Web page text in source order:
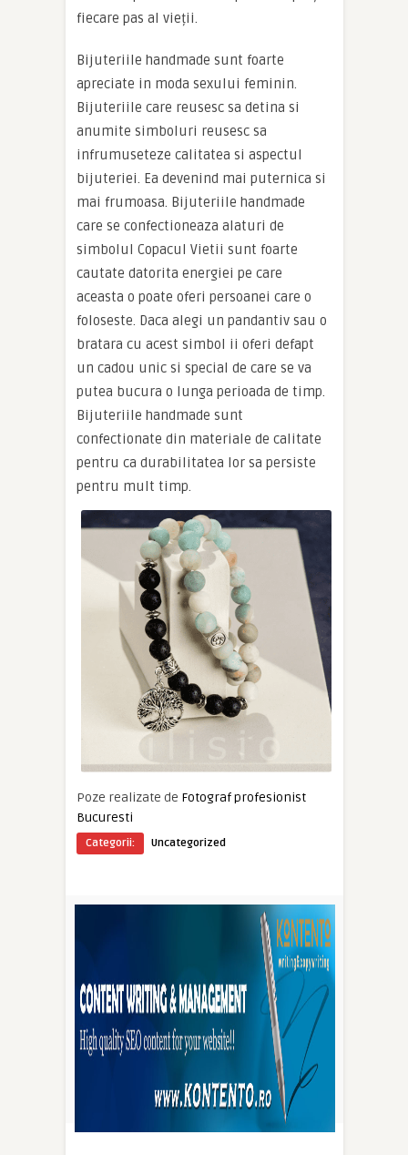
fiecare pas al vieții.
Bijuteriile handmade sunt foarte
apreciate in moda sexului feminin.
Bijuteriile care reusesc sa detina si
anumite simboluri reusesc sa
infrumuseteze calitatea si aspectul
bijuteriei. Ea devenind mai puternica si
mai frumoasa. Bijuteriile handmade
care se confectioneaza alaturi de
simbolul Copacul Vietii sunt foarte
cautate datorita energiei pe care
aceasta o poate oferi persoanei care o
foloseste. Daca alegi un pandantiv sau o
bratara cu acest simbol ii oferi defapt
un cadou unic si special de care se va
putea bucura o lunga perioada de timp.
Bijuteriile handmade sunt
confectionate din materiale de calitate
pentru ca durabilitatea lor sa persiste
pentru mult timp.
Poze realizate de Fotograf profesionist
Bucuresti
Categorii: Uncategorized